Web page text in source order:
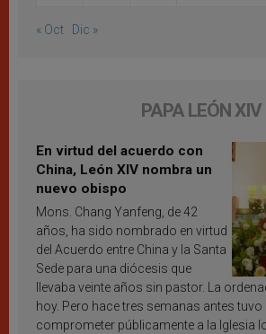
« Oct Dic »
PAPA LEÓN XIV
En virtud del acuerdo con
China, León XIV nombra un
nuevo obispo
Mons. Chang Yanfeng, de 42
años, ha sido nombrado en virtud
del Acuerdo entre China y la Santa
Sede para una diócesis que
llevaba veinte años sin pastor. La
hoy. Pero hace tres semanas antes tuvo
comprometer públicamente a la Iglesia